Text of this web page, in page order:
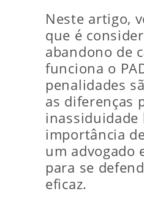
Neste artigo,
que é
abandono de
funciona o
penalidades
as diferenças
inassiduidade
importância
um advogado
para se
eficaz.